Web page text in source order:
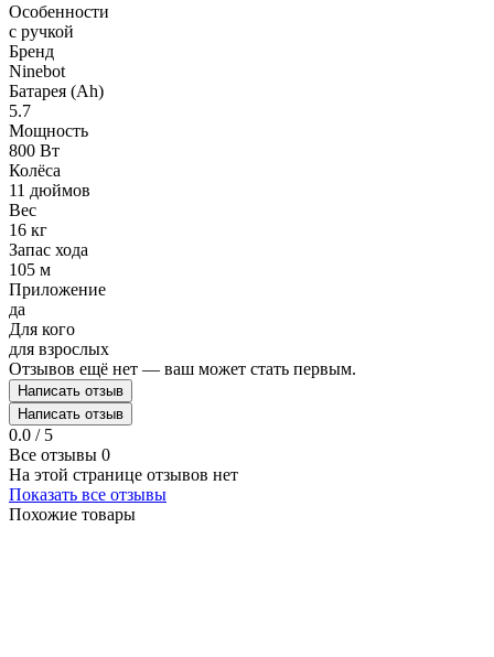
Особенности
с ручкой
Бренд
Ninebot
Батарея (Ah)
5.7
Мощность
800 Вт
Колёса
11 дюймов
Вес
16 кг
Запас хода
105 м
Приложение
да
Для кого
для взрослых
Отзывов ещё нет — ваш может стать первым.
Написать отзыв
Написать отзыв
0.0 / 5
Все отзывы 0
На этой странице отзывов нет
Показать все отзывы
Похожие товары